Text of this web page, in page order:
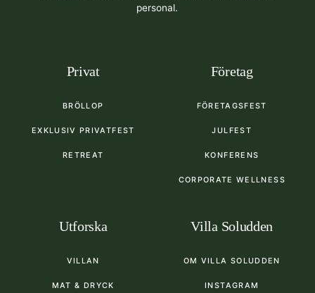
personal.
Privat
BRÖLLOP
EXKLUSIV PRIVATFEST
RETREAT
Företag
FÖRETAGSFEST
JULFEST
KONFERENS
CORPORATE WELLNESS
Utforska
VILLAN
MAT & DRYCK
Villa Soludden
OM VILLA SOLUDDEN
INSTAGRAM